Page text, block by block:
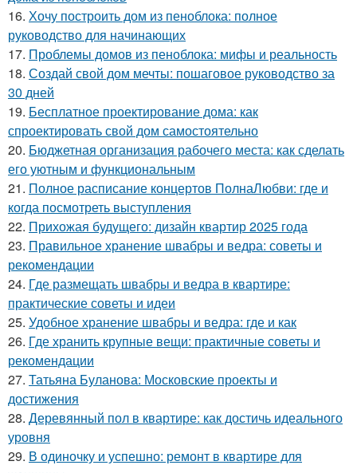
16. Хочу построить дом из пеноблока: полное
руководство для начинающих
17. Проблемы домов из пеноблока: мифы и реальность
18. Создай свой дом мечты: пошаговое руководство за
30 дней
19. Бесплатное проектирование дома: как
спроектировать свой дом самостоятельно
20. Бюджетная организация рабочего места: как сделать
его уютным и функциональным
21. Полное расписание концертов ПолнаЛюбви: где и
когда посмотреть выступления
22. Прихожая будущего: дизайн квартир 2025 года
23. Правильное хранение швабры и ведра: советы и
рекомендации
24. Где размещать швабры и ведра в квартире:
практические советы и идеи
25. Удобное хранение швабры и ведра: где и как
26. Где хранить крупные вещи: практичные советы и
рекомендации
27. Татьяна Буланова: Московские проекты и
достижения
28. Деревянный пол в квартире: как достичь идеального
уровня
29. В одиночку и успешно: ремонт в квартире для